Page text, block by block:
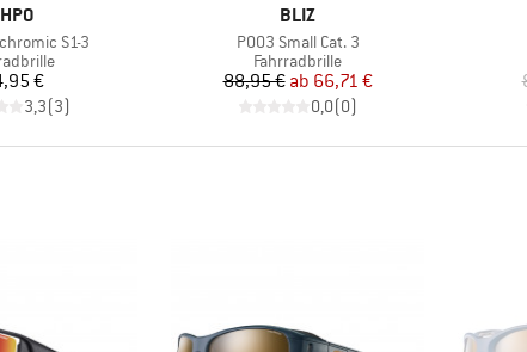
S1-3
Preis
€
3,3(3)
MARKE
BLIZ
Artikel
P003 Small Cat. 3
Produktgruppe
Fahrradbrille
Preis
88,95 € reduzierter Preis
ab 66,71 €
0,0(0)